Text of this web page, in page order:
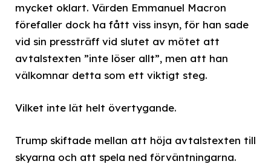
mycket oklart. Värden Emmanuel Macron
förefaller dock ha fått viss insyn, för han sade
vid sin pressträff vid slutet av mötet att
avtalstexten ”inte löser allt”, men att han
välkomnar detta som ett viktigt steg.
Vilket inte lät helt övertygande.
Trump skiftade mellan att höja avtalstexten till
skyarna och att spela ned förväntningarna.